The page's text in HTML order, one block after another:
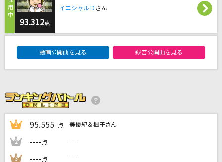
ココロオドル
イエスタデイ
バラ色の日々
THE YELLOW MONKEY
大不正解
back number
93.312点
イニシャルＤ さん
動画公開曲を見る 録音公開曲を見る
1 95.555 点 美優紀＆楓子さん
2 ----点 ----
3 ----点 ----